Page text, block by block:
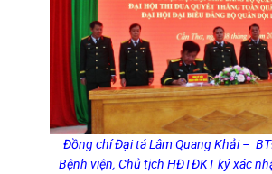
Đồng chí Đại tá Lâm Quang Khải –
Bệnh viện, Chủ tịch HĐTĐKT ký xác